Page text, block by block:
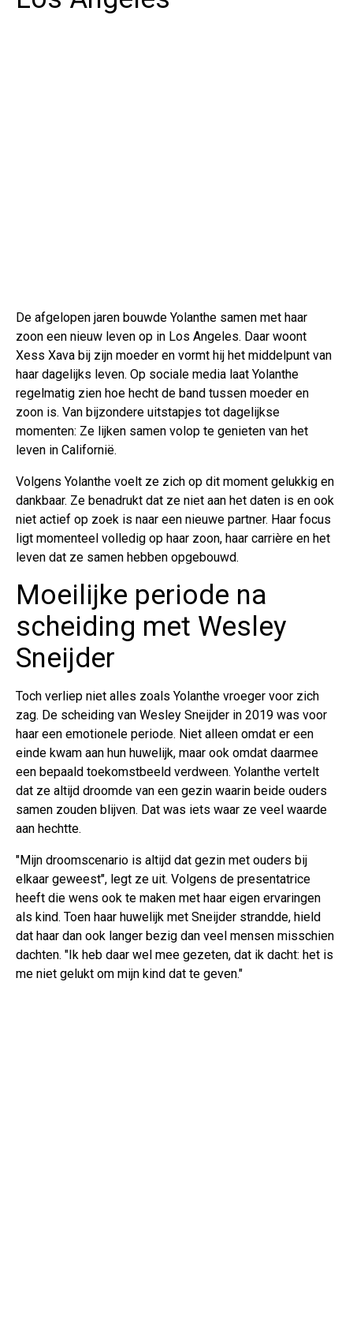
De afgelopen jaren bouwde Yolanthe samen met haar
zoon een nieuw leven op in Los Angeles. Daar woont
Xess Xava bij zijn moeder en vormt hij het middelpunt van
haar dagelijks leven. Op sociale media laat Yolanthe
regelmatig zien hoe hecht de band tussen moeder en
zoon is. Van bijzondere uitstapjes tot dagelijkse
momenten: Ze lijken samen volop te genieten van het
leven in Californië.
Volgens Yolanthe voelt ze zich op dit moment gelukkig en
dankbaar. Ze benadrukt dat ze niet aan het daten is en ook
niet actief op zoek is naar een nieuwe partner. Haar focus
ligt momenteel volledig op haar zoon, haar carrière en het
leven dat ze samen hebben opgebouwd.
Moeilijke periode na
scheiding met Wesley
Sneijder
Toch verliep niet alles zoals Yolanthe vroeger voor zich
zag. De scheiding van Wesley Sneijder in 2019 was voor
haar een emotionele periode. Niet alleen omdat er een
einde kwam aan hun huwelijk, maar ook omdat daarmee
een bepaald toekomstbeeld verdween. Yolanthe vertelt
dat ze altijd droomde van een gezin waarin beide ouders
samen zouden blijven. Dat was iets waar ze veel waarde
aan hechtte.
"Mijn droomscenario is altijd dat gezin met ouders bij
elkaar geweest", legt ze uit. Volgens de presentatrice
heeft die wens ook te maken met haar eigen ervaringen
als kind. Toen haar huwelijk met Sneijder strandde, hield
dat haar dan ook langer bezig dan veel mensen misschien
dachten. "Ik heb daar wel mee gezeten, dat ik dacht: het is
me niet gelukt om mijn kind dat te geven."